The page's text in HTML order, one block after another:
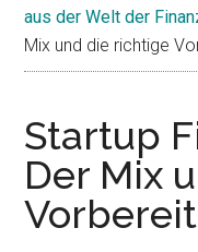
aus der Welt der
Mix und die richtige
Startup
Der Mix